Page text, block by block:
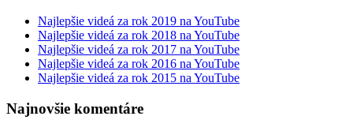
Najlepšie videá za rok 2019 na YouTube
Najlepšie videá za rok 2018 na YouTube
Najlepšie videá za rok 2017 na YouTube
Najlepšie videá za rok 2016 na YouTube
Najlepšie videá za rok 2015 na YouTube
Najnovšie komentáre